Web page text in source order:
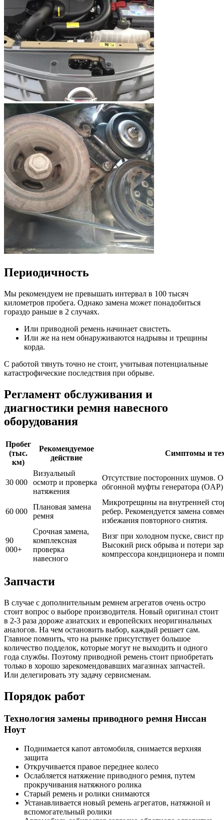
Периодичность
Мы рекомендуем не превышать интервал в 100 тысяч
километров пробега. Однако замена может понадобиться
гораздо раньше в 2 случаях.
Или приводной ремень начинает свистеть.
Или же на нем обнаруживаются надрывы и трещины
корда.
С работой тянуть точно не стоит, учитывая потенциальные
катастрофические последствия при обрыве.
Регламент обслуживания и
диагностики ремня навесного
оборудования
Пробег
(тыс.
км)
Рекомендуемое
действие
Симптомы и
30 000
Визуальный
осмотр и проверка
натяжения
Отсутствие посторонних шумов.
обгонной муфты генератора
60 000
Плановая замена
ремня
Микротрещины на внутренней
ребер. Рекомендуется замена
избежания повторного снятия.
90
000+
Срочная замена,
комплексная
проверка
навесного
Визг при холодном пуске, свист
Высокий риск обрыва и потери
компрессора кондиционера и
Запчасти
В случае с дополнительным ремнем агрегатов очень остро
стоит вопрос о выборе производителя. Новый оригинал стоит
в 2-3 раза дороже азиатских и европейских неоригинальных
аналогов. На чем остановить выбор, каждый решает сам.
Главное помнить, что на рынке присутствует большое
количество подделок, которые могут не выходить и одного
года службы. Поэтому приводной ремень стоит приобретать
только в хорошо зарекомендовавших магазинах запчастей.
Или делегировать эту задачу сервисменам.
Порядок работ
Технология замены приводного ремня Ниссан
Ноут
Поднимается капот автомобиля, снимается верхняя
защита
Откручивается правое переднее колесо
Ослабляется натяжение приводного ремня, путем
прокручивания натяжного ролика
Старый ремень и ролики снимаются
Устанавливается новый ремень агрегатов, натяжной и
вспомогательный ролики